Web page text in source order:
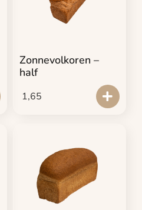
Zonnevolkoren –
half
1,65